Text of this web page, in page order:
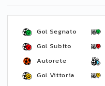
Gol Segnato
Gol Subito
Autorete
Gol Vittoria